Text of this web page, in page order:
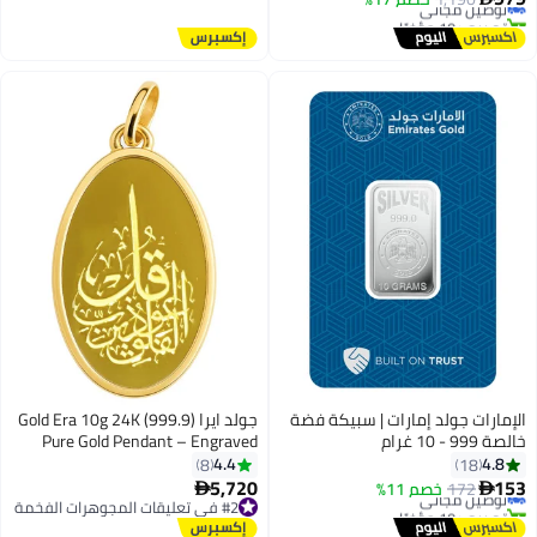
تم بيع +10 مؤخرًا
#1 في سبائك فضية
الإمارات جولد إمارات | سبيكة فضة
خالصة 999 - 10 غرام
4.8
18
153
172 خصم 11%
#2 في سبائك فضية
أقل سعر في 7 يوم
توصيل مجاني
تم بيع +10 مؤخرًا
#2 في سبائك فضية
جولد ايرا Gold Era 10g 24K (999.9)
Pure Gold Pendant – Engraved
with Surat Al-Falaq – Islamic
Religious Jewelry for Gifting &
Daily Wear
4.4
8
5,720
#2 في تعليقات المجوهرات الفخمة
#2 في تعليقات المجوهرات الفخمة